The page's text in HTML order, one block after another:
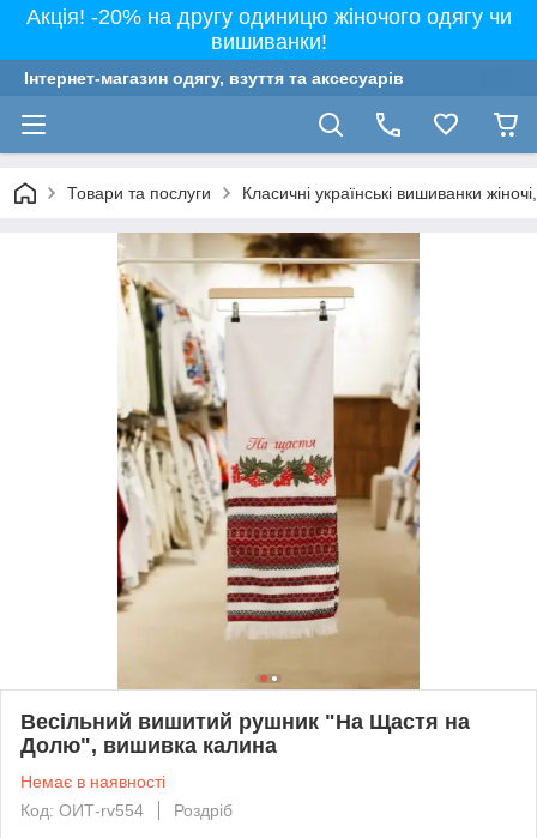
Акція! -20% на другу одиницю жіночого одягу чи
вишиванки!
Інтернет-магазин одягу, взуття та аксесуарів
Товари та послуги Класичні українські вишиванки
Весільний вишитий рушник "На Щастя на
Долю", вишивка калина
Немає в наявності
Код: ОИТ-rv554
Роздріб